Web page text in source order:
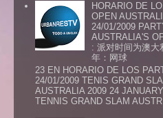
HORARIO DE
OPEN
24/01/2009
AUSTRALIA'S
: 派对时间为澳大
年：网球
23 EN HORARIO DE LOS
24/01/2009 TENIS GRAND
AUSTRALIA 2009 24
TENNIS GRAND SLAM